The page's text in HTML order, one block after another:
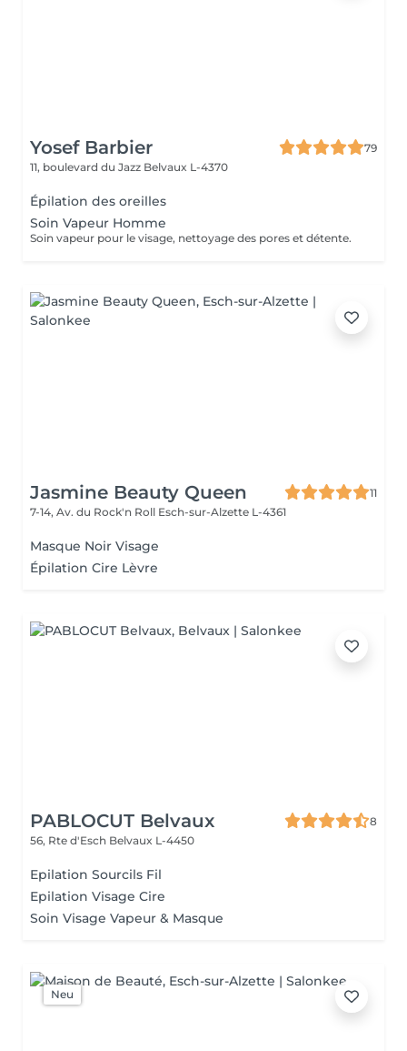
Yosef Barbier
79
11, boulevard du Jazz Belvaux L-4370
Épilation des oreilles
Soin Vapeur Homme
Soin vapeur pour le visage, nettoyage des pores et détente.
Jasmine Beauty Queen
11
7-14, Av. du Rock'n Roll Esch-sur-Alzette L-4361
Masque Noir Visage
Épilation Cire Lèvre
PABLOCUT Belvaux
8
56, Rte d'Esch Belvaux L-4450
Epilation Sourcils Fil
Epilation Visage Cire
Soin Visage Vapeur & Masque
Neu